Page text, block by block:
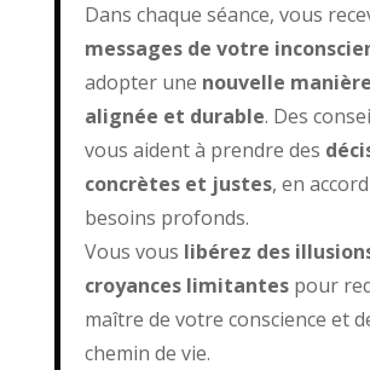
Dans chaque séance, vous
messages de votre
adopter une nouvelle
alignée et durable. Des
vous aident à prendre des
concrètes et justes, en
besoins profonds.
Vous vous libérez des
croyances limitantespour
maître de votre conscience et
chemin de vie.